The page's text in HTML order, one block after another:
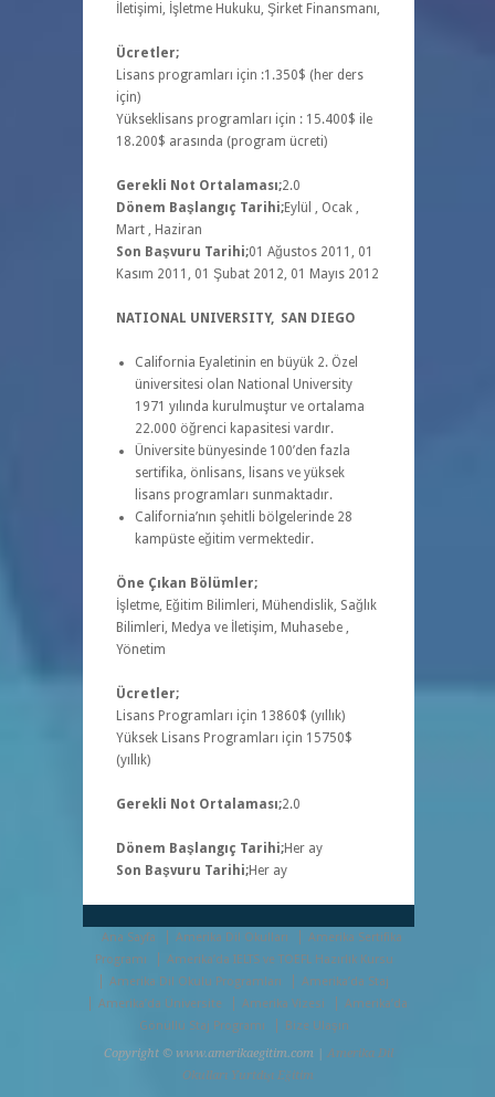
İletişimi, İşletme Hukuku, Şirket Finansmanı,
Ücretler;
Lisans programları için :1.350$ (her ders
için)
Yükseklisans programları için : 15.400$ ile
18.200$ arasında (program ücreti)
Gerekli Not Ortalaması;2.0
Dönem Başlangıç Tarihi;Eylül , Ocak ,
Mart , Haziran
Son Başvuru Tarihi;01 Ağustos 2011, 01
Kasım 2011, 01 Şubat 2012, 01 Mayıs 2012
NATIONAL UNIVERSITY, SAN DIEGO
California Eyaletinin en büyük 2. Özel
üniversitesi olan National University
1971 yılında kurulmuştur ve ortalama
22.000 öğrenci kapasitesi vardır.
Üniversite bünyesinde 100’den fazla
sertifika, önlisans, lisans ve yüksek
lisans programları sunmaktadır.
California’nın şehitli bölgelerinde 28
kampüste eğitim vermektedir.
Öne Çıkan Bölümler;
İşletme, Eğitim Bilimleri, Mühendislik, Sağlık
Bilimleri, Medya ve İletişim, Muhasebe ,
Yönetim
Ücretler;
Lisans Programları için 13860$ (yıllık)
Yüksek Lisans Programları için 15750$
(yıllık)
Gerekli Not Ortalaması;2.0
Dönem Başlangıç Tarihi;Her ay
Son Başvuru Tarihi;Her ay
Ana Sayfa Amerika Dil Okulları
Amerika Sertifika
Programı
Amerika’da IELTS ve TOEFL Hazırlık Kursu
Amerika Dil Okulu Programları
Amerika’da Staj
Amerika’da Üniversite
Amerika Vizesi
Amerika’da
Gönüllü Staj Programı
Bize Ulaşın
Copyright © www.amerikaegitim.com | Amerika Dil
Okulları Yurtdışı Eğitim